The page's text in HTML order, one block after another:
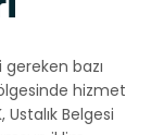
bazı
hizmet
Belgesi